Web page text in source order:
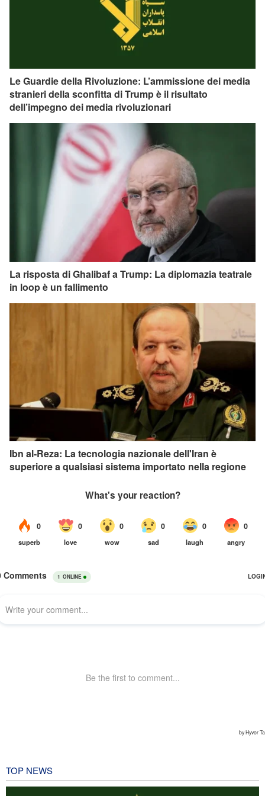
Le Guardie della Rivoluzione: L’ammissione dei media
stranieri della sconfitta di Trump è il risultato
dell’impegno dei media rivoluzionari
La risposta di Ghalibaf a Trump: La diplomazia teatrale
in loop è un fallimento
Ibn al-Reza: La tecnologia nazionale dell'Iran è
superiore a qualsiasi sistema importato nella regione
TOP NEWS